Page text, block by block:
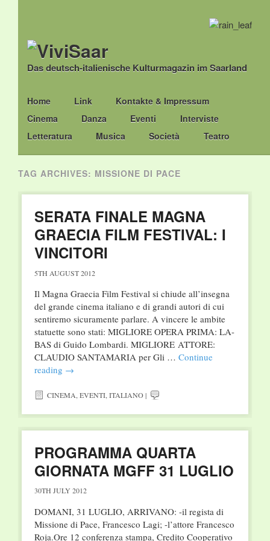
Das deutsch-italienische Kulturmagazin im Saarland
Main menu
Skip
to
content
Home Link
Kontakte & Impressum
Cinema
Danza Eventi
Interviste
Letteratura
Musica Società Teatro
TAG ARCHIVES: MISSIONE DI PACE
SERATA FINALE MAGNA
GRAECIA FILM FESTIVAL: I
VINCITORI
5TH AUGUST 2012
Il Magna Graecia Film Festival si chiude all’insegna
del grande cinema italiano e di grandi autori di cui
sentiremo sicuramente parlare. A vincere le ambite
statuette sono stati: MIGLIORE OPERA PRIMA: LA-
BAS di Guido Lombardi. MIGLIORE ATTORE:
CLAUDIO SANTAMARIA per Gli … Continue
reading →
CINEMA,EVENTI,ITALIANO|
PROGRAMMA QUARTA
GIORNATA MGFF 31 LUGLIO
30TH JULY 2012
DOMANI, 31 LUGLIO, ARRIVANO: -il regista di
Missione di Pace, Francesco Lagi; -l’attore Francesco
Roja.Ore 12 conferenza stampa, Credito Cooperativo